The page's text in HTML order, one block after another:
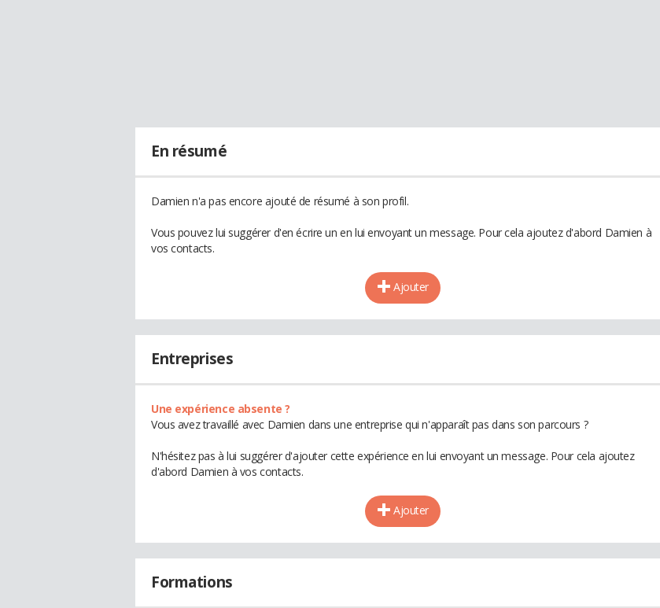
En résumé
Damien n'a pas encore ajouté de résumé à son profil.
Vous pouvez lui suggérer d'en écrire un en lui envoyant un message. Pour cela ajoutez d'abord Damien à
vos contacts.
Ajouter
Entreprises
Une expérience absente ?
Vous avez travaillé avec Damien dans une entreprise qui n'apparaît pas dans son parcours ?
N'hésitez pas à lui suggérer d'ajouter cette expérience en lui envoyant un message. Pour cela ajoutez
d'abord Damien à vos contacts.
Ajouter
Formations